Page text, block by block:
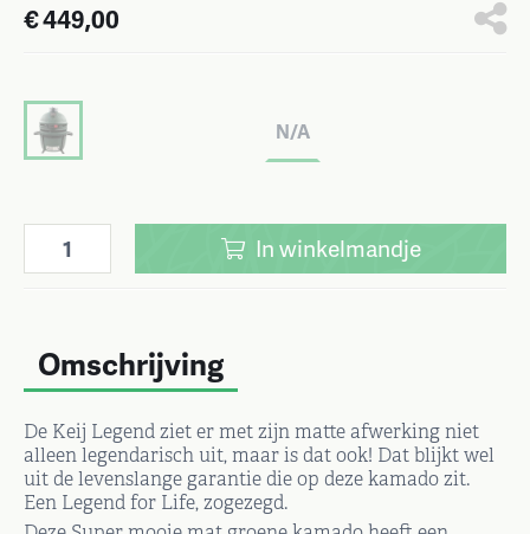
€ 449,00
N/A
Inwinkelmandje
Omschrijving
De Keij Legend ziet er met zijn matte afwerking niet
alleen legendarisch uit, maar is dat ook! Dat blijkt wel
uit de levenslange garantie die op deze kamado zit.
Een Legend for Life, zogezegd.